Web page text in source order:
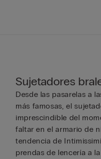
Sujetadores
Desde las pasarelas a
más famosas, el
imprescindible del
faltar en el armario de
tendencia de
prendas de lencería a